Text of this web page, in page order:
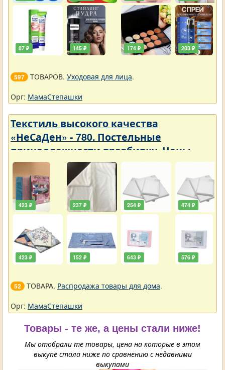
87 ₽ 145 ₽ 174 ₽ 203 ₽
597 ТОВАРОВ. Уходовая для лица.
Орг: МамаСтепашки
Текстиль высокого качества
«НеСаДен» - 780. Постельные
принадлежности вразбивку. Цены
упали
423 ₽
423 ₽
237 ₽
152 ₽
254 ₽
643 ₽
474 ₽
576 ₽
52 ТОВАРА. Распродажа товары для дома.
Орг: МамаСтепашки
Товары - те же, а цены стали ниже!
Мы отобрали те товары, цена на которые в этом
выкупе стала ниже по сравнению с недавними
выкупами